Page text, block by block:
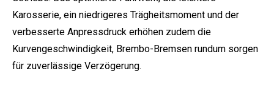
Karosserie, ein niedrigeres Trägheitsmoment und der
verbesserte Anpressdruck erhöhen zudem die
Kurvengeschwindigkeit, Brembo-Bremsen rundum sorgen
für zuverlässige Verzögerung.